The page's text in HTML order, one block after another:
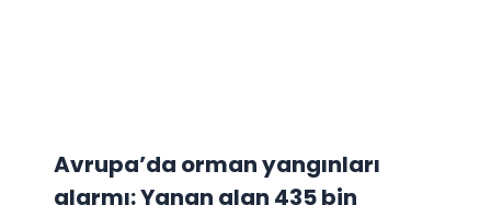
Avrupa’da orman yangınları
alarmı: Yanan alan 435 bin